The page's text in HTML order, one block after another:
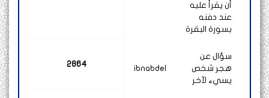
أن يقرأ عليه
عند دفنه
بسورة البقرة
سؤال عن
هجر شخص
يسيء لآخر
ibnabdel
2864